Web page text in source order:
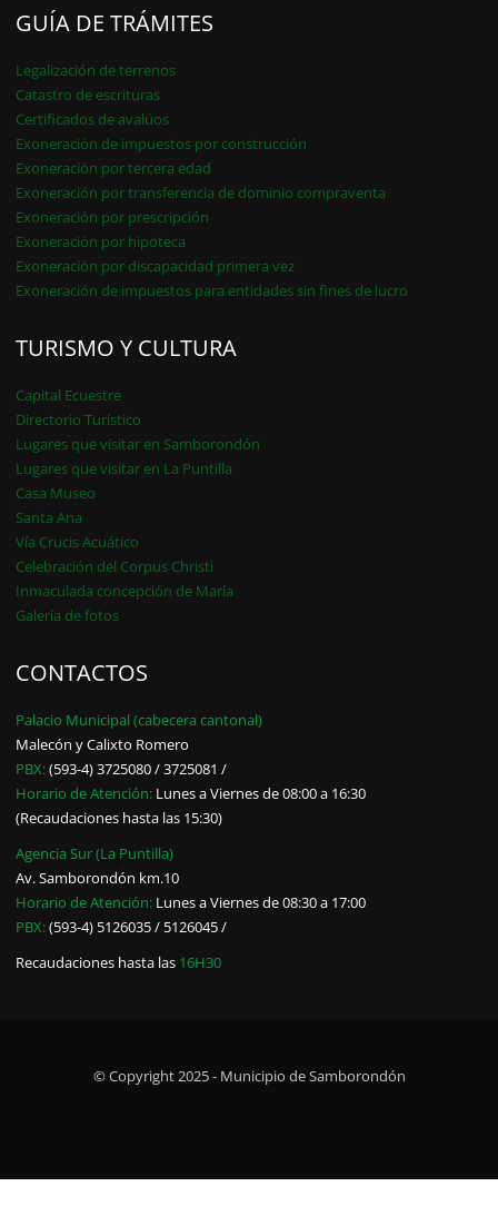
GUÍA DE TRÁMITES
Legalización de terrenos
Catastro de escrituras
Certificados de avalúos
Exoneración de impuestos por construcción
Exoneración por tercera edad
Exoneración por transferencia de dominio compraventa
Exoneración por prescripción
Exoneración por hipoteca
Exoneración por discapacidad primera vez
Exoneración de impuestos para entidades sin fines de lucro
TURISMO Y CULTURA
Capital Ecuestre
Directorio Turístico
Lugares que visitar en Samborondón
Lugares que visitar en La Puntilla
Casa Museo
Santa Ana
Vía Crucis Acuático
Celebración del Corpus Christi
Inmaculada concepción de María
Galería de fotos
CONTACTOS
Palacio Municipal (cabecera cantonal)
Malecón y Calixto Romero
PBX:(593-4) 3725080 / 3725081 /
Horario de Atención: Lunes a Viernes de 08:00 a 16:30
(Recaudaciones hasta las 15:30)
Agencia Sur (La Puntilla)
Av. Samborondón km.10
Horario de Atención: Lunes a Viernes de 08:30 a 17:00
PBX:(593-4) 5126035 / 5126045 /
Recaudaciones hasta las 16H30
© Copyright 2025 - Municipio de Samborondón